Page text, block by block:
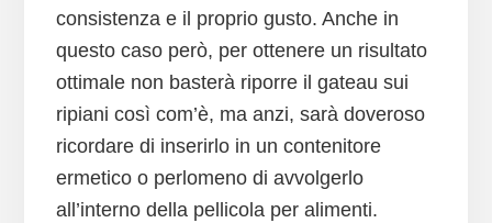
consistenza e il proprio gusto. Anche in
questo caso però, per ottenere un risultato
ottimale non basterà riporre il gateau sui
ripiani così com’è, ma anzi, sarà doveroso
ricordare di inserirlo in un contenitore
ermetico o perlomeno di avvolgerlo
all’interno della pellicola per alimenti.